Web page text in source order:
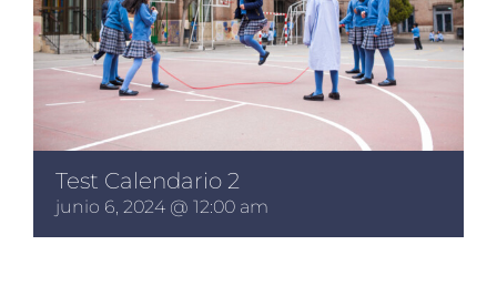
Test Calendario 2
junio 6, 2024 @ 12:00 am